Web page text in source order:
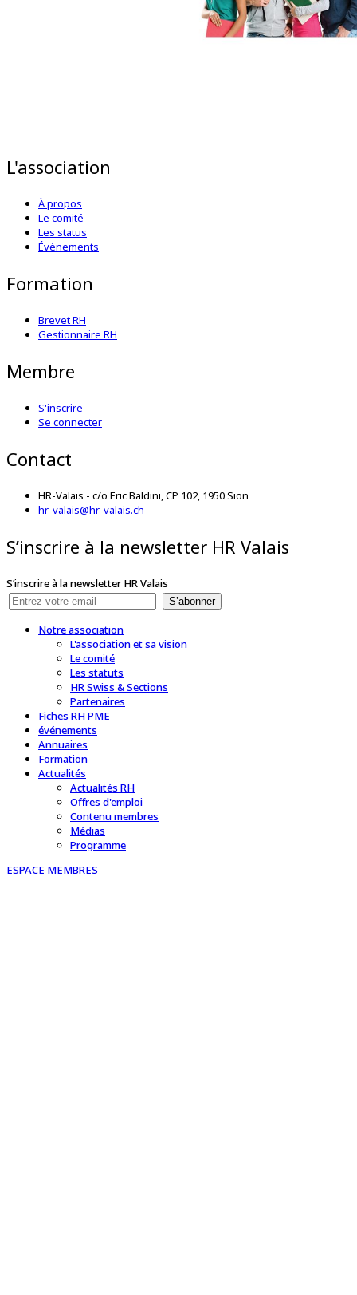
L'association
À propos
Le comité
Les status
Évènements
Formation
Brevet RH
Gestionnaire RH
Membre
S'inscrire
Se connecter
Contact
HR-Valais - c/o Eric Baldini, CP 102, 1950 Sion
hr-valais@hr-valais.ch
S’inscrire à la newsletter HR Valais
S’inscrire à la newsletter HR Valais
S’abonner
Notre association
L'association et sa vision
Le comité
Les statuts
HR Swiss & Sections
Partenaires
Fiches RH PME
événements
Annuaires
Formation
Actualités
Actualités RH
Offres d'emploi
Contenu membres
Médias
Programme
ESPACE MEMBRES